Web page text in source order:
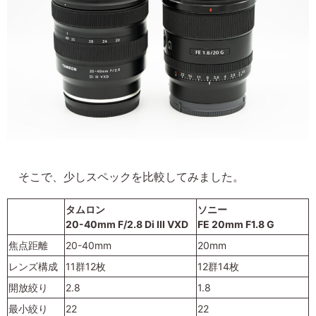
そこで、少しスペックを比較してみました。
タムロン
20-40mm F/2.8 Di III VXD
ソニー
FE 20mm F1.8 G
焦点距離
20-40mm
20mm
レンズ構成
11群12枚
12群14枚
開放絞り
2.8
1.8
最小絞り
22
22